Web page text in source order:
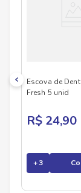
Escova de
Fresh 5 unid
R$ 24,90
+3